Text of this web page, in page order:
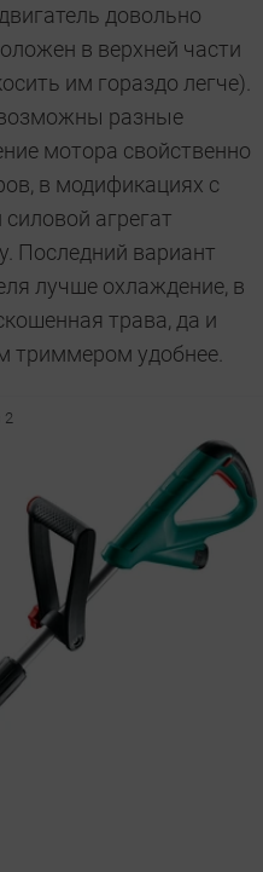
довольно
в верхней части
им гораздо легче).
разные
мотора свойственно
в модификациях с
агрегат
Последний вариант
лучше охлаждение, в
трава, да и
триммером удобнее.
2